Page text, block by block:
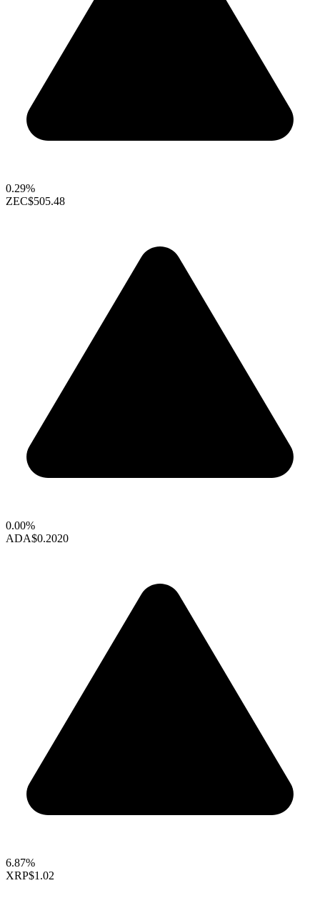
0.29%
ZEC$505.48
0.00%
ADA$0.2020
6.87%
XRP$1.02